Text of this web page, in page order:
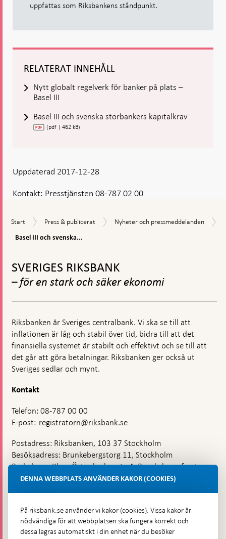
uppfattas som Riksbankens ståndpunkt.
RELATERAT INNEHÅLL
Nytt globalt regelverk för banker på plats –
Basel III
Basel III och svenska storbankers kapitalkrav
(pdf | 462 kB)
Kontakt: Presstjänsten 08-787 02 00
Uppdaterad 2017-12-28
Start
Start
Press
publicerat
Press & publicerat
Nyheter
Nyheter och pressmeddelanden
Basel
storbankers
kapitalkrav
Basel III och svenska...
toppnavigation
SVERIGES RIKSBANK
– för en stark och säker ekonomi
Riksbanken är Sveriges centralbank. Vi ska se till att
inflationen är låg och stabil över tid, bidra till att det
finansiella systemet är stabilt och effektivt och se till att
det går att göra betalningar. Riksbanken ger också ut
Sveriges sedlar och mynt.
Kontakt
Telefon: 08-787 00 00
E-post: registratorn@riksbank.se
Postadress: Riksbanken, 103 37 Stockholm
Besöksadress: Brunkebergstorg 11, Stockholm
Budadress: Klara Östra kyrkogata 4, Brunkebergsfaret,
Lastplats 6
Hitta direkt
DENNA WEBBPLATS ANVÄNDER KAKOR (COOKIES)
På riksbank.se använder vi kakor (cookies). Vissa kakor är
nödvändiga för att webbplatsen ska fungera korrekt och
dessa lagras automatiskt i din enhet när du besöker